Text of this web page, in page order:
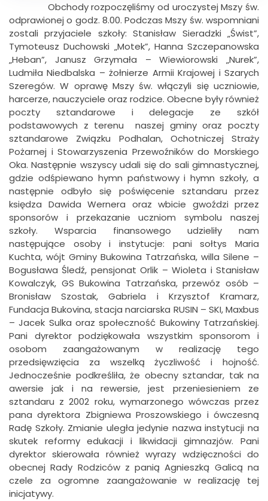
Obchody rozpoczęliśmy od uroczystej Mszy św.
odprawionej o godz. 8.00. Podczas Mszy św. wspomniani
zostali przyjaciele szkoły: Stanisław Sieradzki „Świst”,
Tymoteusz Duchowski „Motek”, Hanna Szczepanowska
„Heban”, Janusz Grzymała – Wiewiorowski „Nurek”,
Ludmiła Niedbalska – żołnierze Armii Krajowej i Szarych
Szeregów. W oprawę Mszy św. włączyli się uczniowie,
harcerze, nauczyciele oraz rodzice. Obecne były również
poczty sztandarowe i delegacje ze szkół
podstawowych z terenu naszej gminy oraz poczty
sztandarowe Związku Podhalan, Ochotniczej Straży
Pożarnej i Stowarzyszenia Przewoźników do Morskiego
Oka. Następnie wszyscy udali się do sali gimnastycznej,
gdzie odśpiewano hymn państwowy i hymn szkoły, a
następnie odbyło się poświęcenie sztandaru przez
księdza Dawida Wernera oraz wbicie gwoździ przez
sponsorów i przekazanie uczniom symbolu naszej
szkoły. Wsparcia finansowego udzieliły nam
następujące osoby i instytucje: pani sołtys Maria
Kuchta, wójt Gminy Bukowina Tatrzańska, willa Silene –
Bogusława Śledź, pensjonat Orlik – Wioleta i Stanisław
Kowalczyk, GS Bukowina Tatrzańska, przewóz osób –
Bronisław Szostak, Gabriela i Krzysztof Kramarz,
Fundacja Bukovina, stacja narciarska RUSIN – SKI, Maxbus
– Jacek Sulka oraz społeczność Bukowiny Tatrzańskiej.
Pani dyrektor podziękowała wszystkim sponsorom i
osobom zaangażowanym w realizację tego
przedsięwzięcia za wszelką życzliwość i hojność.
Jednocześnie podkreśliła, że obecny sztandar, tak na
awersie jak i na rewersie, jest przeniesieniem ze
sztandaru z 2002 roku, wymarzonego wówczas przez
pana dyrektora Zbigniewa Proszowskiego i ówczesną
Radę Szkoły. Zmianie uległa jedynie nazwa instytucji na
skutek reformy edukacji i likwidacji gimnazjów. Pani
dyrektor skierowała również wyrazy wdzięczności do
obecnej Rady Rodziców z panią Agnieszką Galicą na
czele za ogromne zaangażowanie w realizację tej
inicjatywy.